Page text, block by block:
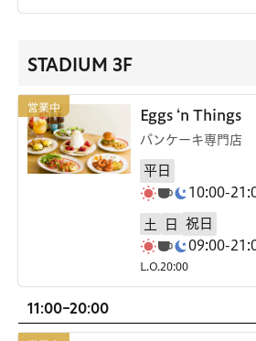
STADIUM 3F
Eggs ‘n Things
パンケーキ専門店
平日
10:00-
土 日
祝日
09:00-
L.O.20:00
11:00-20:00